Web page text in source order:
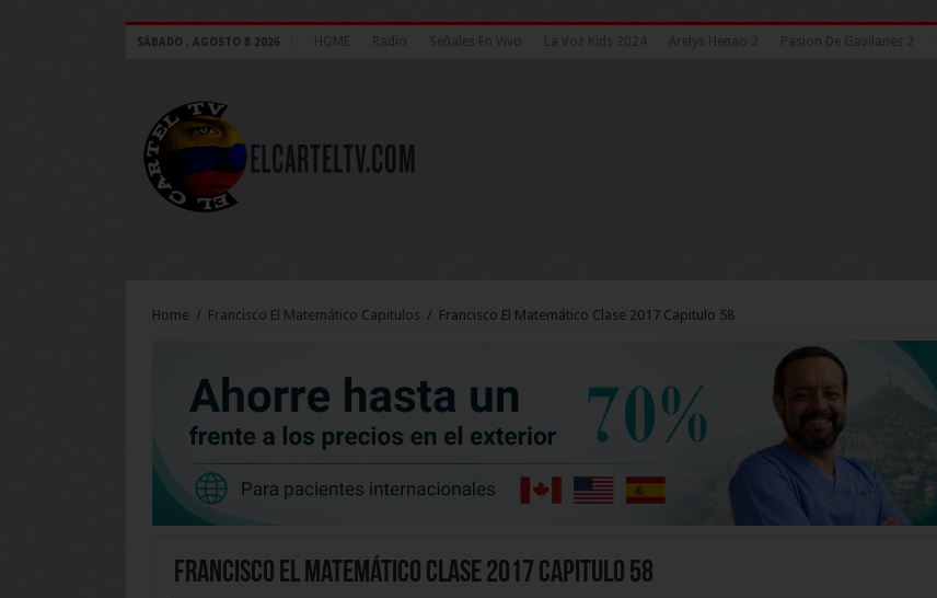
SÁBADO , AGOSTO 8 2026 HOME Radio Señales En Vivo La Voz Kids 2024 Arelys Henao 2 Pasion De Gavilanes 2
Home / Francisco El Matemático Capitulos / Francisco El Matemático Clase 2017 Capitulo 58
Francisco El Matemático Clase 2017 Capitulo 58